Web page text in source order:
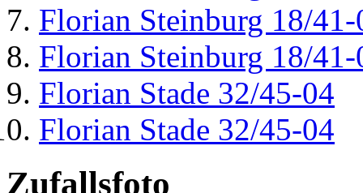
Florian Steinburg 18/41-
Florian Steinburg 18/41-
Florian Stade 32/45-04
Florian Stade 32/45-04
Zufallsfoto